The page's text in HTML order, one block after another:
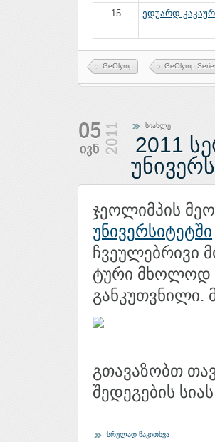
15 ედუარდ
GeOlymp GeOlymp
სიახლე
2011
ჯეოლიმპის
უნივერსიტეტში
ჩვეულებრივი
ტური მხოლოდ
განკუთვნილი.
გთავაზობთ
შედეგების
სრულად წაკითხვა